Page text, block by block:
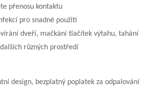
přenosu kontaktu
pro snadné použití
dveří, mačkání tlačítek výtahu, tahání
různých prostředí
design, bezplatný poplatek za odpalování